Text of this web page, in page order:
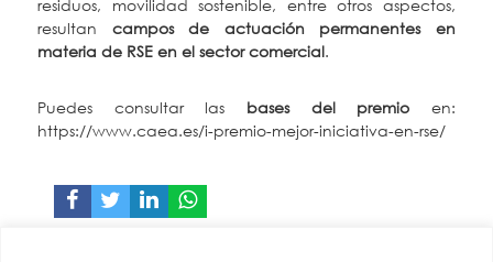
residuos, movilidad sostenible, entre otros aspectos,
resultan campos de actuación permanentes en
materia de RSE en el sector comercial.
Puedes consultar las bases del premio en:
https://www.caea.es/i-premio-mejor-iniciativa-en-rse/